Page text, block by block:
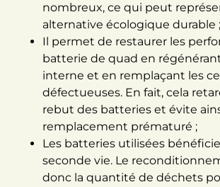
nombreux, ce qui peut
alternative écologique durable ;
Il permet de restaurer les
batterie de quad en
interne et en remplaçant les
défectueuses. En fait, cela
rebut des batteries et évite
remplacement prématuré ;
Les batteries utilisées
seconde vie. Le
donc la quantité de déchets